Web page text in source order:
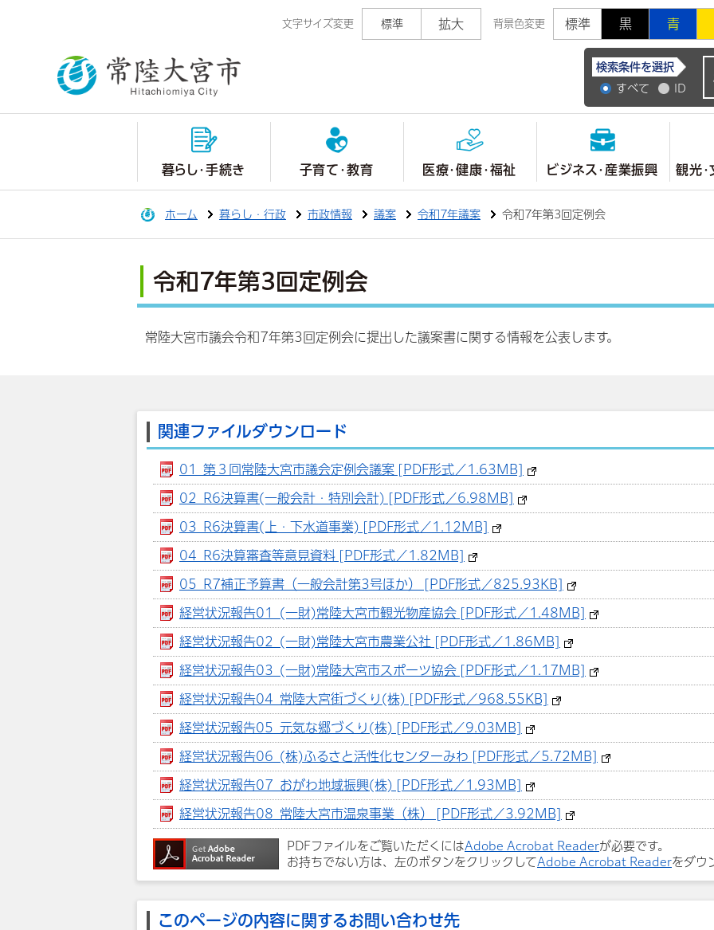
文字サイズ変更 標準 拡大 背景色変更 標準 黒 青
常陸大宮市公式ホ
検索条件を選択
すべて
ID
暮らし・手続き 子育て・教育 医療・健康・福祉 ビジネス・産業振興 観光
ホーム 暮らし・行政 市政情報 議案 令和7年議案 令和7年第3回定例会
令和7年第3回定例会
常陸大宮市議会令和7年第3回定例会に提出した議案書に関する情報を公表します。
関連ファイルダウンロード
01_第３回常陸大宮市議会定例会議案 [PDF形式／1.63MB]
02_R6決算書(一般会計・特別会計) [PDF形式／6.98MB]
03_R6決算書(上・下水道事業) [PDF形式／1.12MB]
04_R6決算審査等意見資料 [PDF形式／1.82MB]
05_R7補正予算書（一般会計第3号ほか） [PDF形式／825.93KB]
経営状況報告01_(一財)常陸大宮市観光物産協会 [PDF形式／1.48MB]
経営状況報告02_(一財)常陸大宮市農業公社 [PDF形式／1.86MB]
経営状況報告03_(一財)常陸大宮市スポーツ協会 [PDF形式／1.17MB]
経営状況報告04_常陸大宮街づくり(株) [PDF形式／968.55KB]
経営状況報告05_元気な郷づくり(株) [PDF形式／9.03MB]
経営状況報告06_(株)ふるさと活性化センターみわ [PDF形式／5.72MB]
経営状況報告07_おがわ地域振興(株) [PDF形式／1.93MB]
経営状況報告08_常陸大宮市温泉事業（株） [PDF形式／3.92MB]
PDFファイルをご覧いただくにはAdobe Acrobat Readerが必要です。
お持ちでない方は、左のボタンをクリックしてAdobe Acrobat Readerをダウ
このページの内容に関するお問い合わせ先